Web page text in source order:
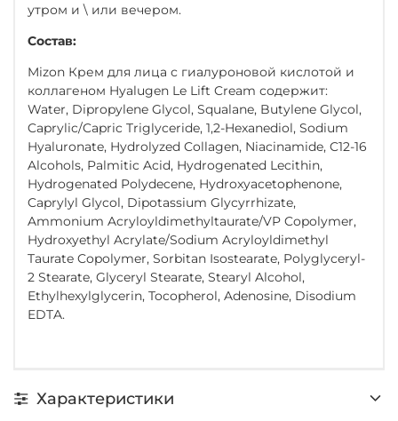
утром и \ или вечером.
Состав:
Mizon Крем для лица с гиалуроновой кислотой и
коллагеном Hyalugen Le Lift Cream содержит:
Water, Dipropylene Glycol, Squalane, Butylene Glycol,
Caprylic/Capric Triglyceride, 1,2-Hexanediol, Sodium
Hyaluronate, Hydrolyzed Collagen, Niacinamide, C12-16
Alcohols, Palmitic Acid, Hydrogenated Lecithin,
Hydrogenated Polydecene, Hydroxyacetophenone,
Caprylyl Glycol, Dipotassium Glycyrrhizate,
Ammonium Acryloyldimethyltaurate/VP Copolymer,
Hydroxyethyl Acrylate/Sodium Acryloyldimethyl
Taurate Copolymer, Sorbitan Isostearate, Polyglyceryl-
2 Stearate, Glyceryl Stearate, Stearyl Alcohol,
Ethylhexylglycerin, Tocopherol, Adenosine, Disodium
EDTA.
Характеристики